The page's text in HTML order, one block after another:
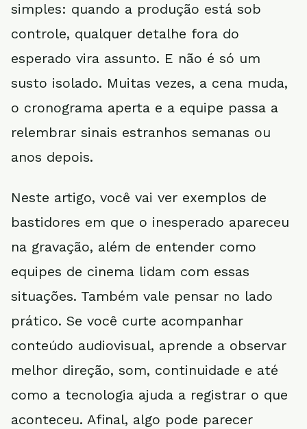
simples: quando a produção está sob
controle, qualquer detalhe fora do
esperado vira assunto. E não é só um
susto isolado. Muitas vezes, a cena muda,
o cronograma aperta e a equipe passa a
relembrar sinais estranhos semanas ou
anos depois.
Neste artigo, você vai ver exemplos de
bastidores em que o inesperado apareceu
na gravação, além de entender como
equipes de cinema lidam com essas
situações. Também vale pensar no lado
prático. Se você curte acompanhar
conteúdo audiovisual, aprende a observar
melhor direção, som, continuidade e até
como a tecnologia ajuda a registrar o que
aconteceu. Afinal, algo pode parecer